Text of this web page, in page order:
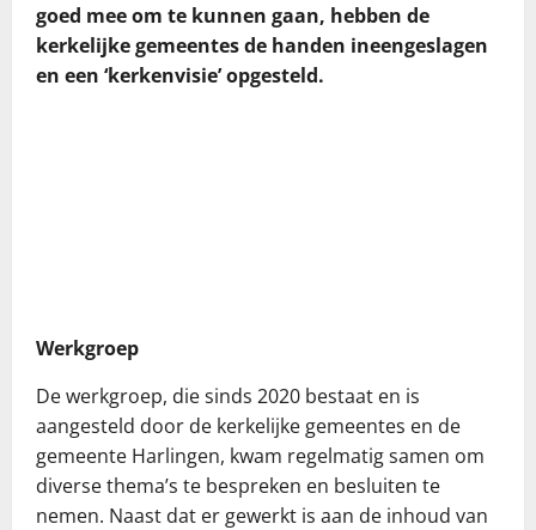
goed mee om te kunnen gaan, hebben de
kerkelijke gemeentes de handen ineengeslagen
en een ‘kerkenvisie’ opgesteld.
Werkgroep
De werkgroep, die sinds 2020 bestaat en is
aangesteld door de kerkelijke gemeentes en de
gemeente Harlingen, kwam regelmatig samen om
diverse thema’s te bespreken en besluiten te
nemen. Naast dat er gewerkt is aan de inhoud van